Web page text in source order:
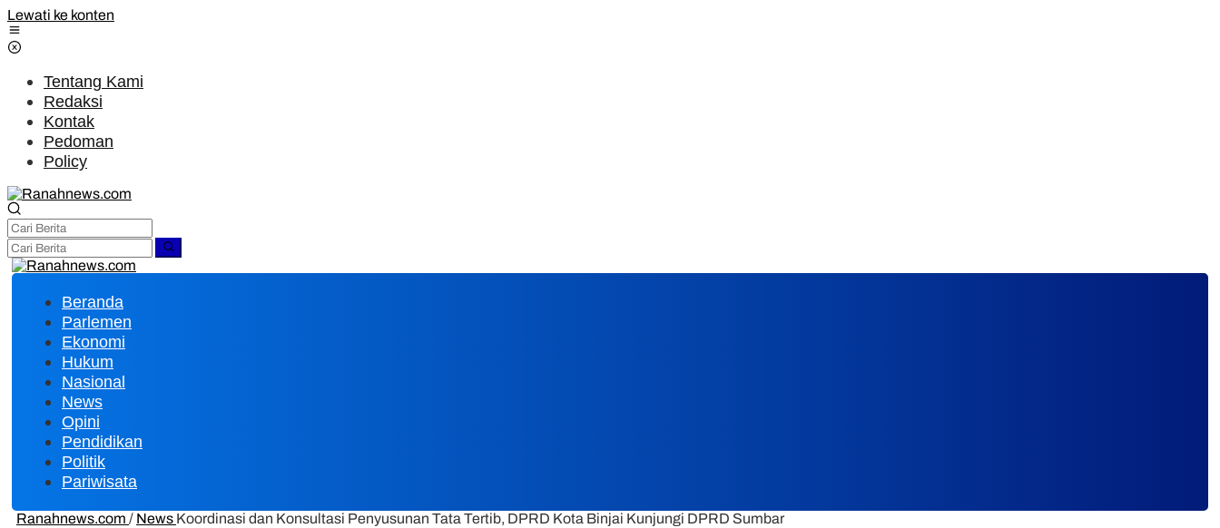
Lewati ke konten
Tentang Kami
Redaksi
Kontak
Pedoman
Policy
Beranda
Parlemen
Ekonomi
Hukum
Nasional
News
Opini
Pendidikan
Politik
Pariwisata
Ranahnews.com / News Koordinasi dan Konsultasi Penyusunan Tata Tertib, DPRD Kota Binjai Kunjungi DPRD Sumbar